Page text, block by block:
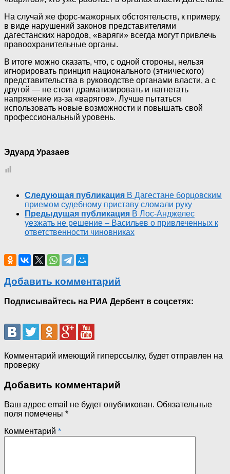
На случай же форс-мажорных обстоятельств, к примеру,
в виде нарушений законов представителями
дагестанских народов, «варяги» всегда могут привлечь
правоохранительные органы.
В итоге можно сказать, что, с одной стороны, нельзя
игнорировать принцип национального (этнического)
представительства в руководстве органами власти, а с
другой — не стоит драматизировать и нагнетать
напряжение из-за «варягов». Лучше пытаться
использовать новые возможности и повышать свой
профессиональный уровень.
Эдуард Уразаев
Следующая публикация В Дагестане борцовским
приемом судебному приставу сломали руку
Предыдущая публикация В Лос-Анджелес
уезжать не решение – Васильев о привлеченных к
ответственности чиновниках
Добавить комментарий
Подписывайтесь на РИА Дербент в соцсетях:
Комментарий имеющий гиперссылку, будет отправлен на
проверку
Добавить комментарий
Ваш адрес email не будет опубликован. Обязательные
поля помечены *
Комментарий *